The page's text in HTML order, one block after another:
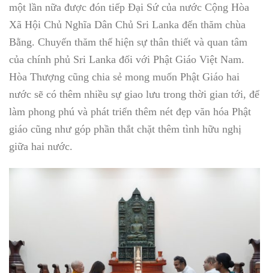
một lần nữa được đón tiếp Đại Sứ của nước Cộng Hòa
Xã Hội Chủ Nghĩa Dân Chủ Sri Lanka đến thăm chùa
Bằng. Chuyến thăm thể hiện sự thân thiết và quan tâm
của chính phủ Sri Lanka đối với Phật Giáo Việt Nam.
Hòa Thượng cũng chia sẻ mong muốn Phật Giáo hai
nước sẽ có thêm nhiều sự giao lưu trong thời gian tới, để
làm phong phú và phát triển thêm nét đẹp văn hóa Phật
giáo cũng như góp phần thắt chặt thêm tình hữu nghị
giữa hai nước.